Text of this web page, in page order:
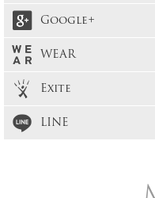
Google+
WEAR
Exite
LINE